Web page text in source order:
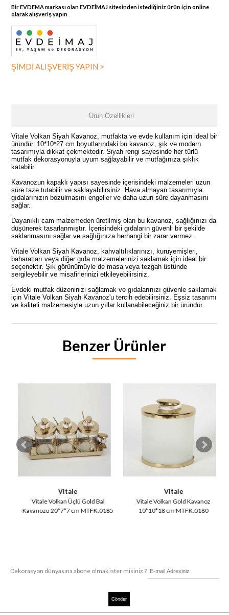
Bir EVDEMA markası olan EVDEİMAJ sitesinden istediğiniz ürün için online
olarak alışveriş yapın
ŞİMDİ ALIŞVERİŞ YAPIN >
Ürün Özellikleri
Vitale Volkan Siyah Kavanoz, mutfakta ve evde kullanım için ideal bir
üründür. 10*10*27 cm boyutlarındaki bu kavanoz, şık ve modern
tasarımıyla dikkat çekmektedir. Siyah rengi sayesinde her türlü
mutfak dekorasyonuyla uyum sağlayabilir ve mutfağınıza şıklık
katabilir.
Kavanozun kapaklı yapısı sayesinde içerisindeki malzemeleri uzun
süre taze tutabilir ve saklayabilirsiniz. Hava almayan tasarımıyla
gıdalarınızın bozulmasını engeller ve daha uzun süre dayanmasını
sağlar.
Dayanıklı cam malzemeden üretilmiş olan bu kavanoz, sağlığınızı da
düşünerek tasarlanmıştır. İçerisindeki gıdaların güvenli bir şekilde
saklanmasını sağlar ve sağlığınıza herhangi bir zarar vermez.
Vitale Volkan Siyah Kavanoz, kahvaltılıklarınızı, kuruyemişleri,
baharatları veya diğer gıda malzemelerinizi saklamak için ideal bir
seçenektir. Şık görünümüyle de masa veya tezgah üstünde
sergileyebilir ve misafirlerinizi etkileyebilirsiniz.
Evdeki mutfak düzeninizi sağlamak ve gıdalarınızı güvenle saklamak
için Vitale Volkan Siyah Kavanoz'u tercih edebilirsiniz. Eşsiz tasarımı
ve kaliteli malzemesiyle uzun yıllar kullanabileceğiniz bir üründür.
Benzer Ürünler
Vitale
Vitale Volkan Üçlü Gold Bal
Kavanozu 20*7*7 cm MTFK.0185
Vitale
Vitale Volkan Gold Kavanoz
10*10*18 cm MTFK.0180
Dekorasyon dünyasına abone olmak ister misiniz ?